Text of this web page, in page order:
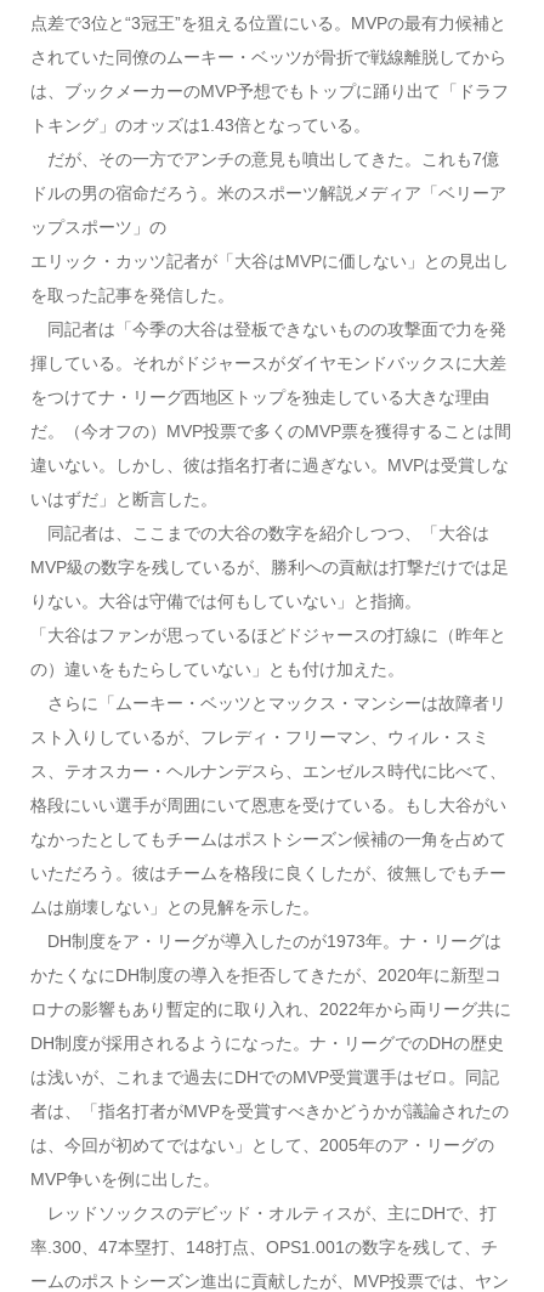
点差で3位と“3冠王”を狙える位置にいる。MVPの最有力候補と
されていた同僚のムーキー・ベッツが骨折で戦線離脱してから
は、ブックメーカーのMVP予想でもトップに踊り出て「ドラフ
トキング」のオッズは1.43倍となっている。
だが、その一方でアンチの意見も噴出してきた。これも7億
ドルの男の宿命だろう。米のスポーツ解説メディア「ベリーア
ップスポーツ」の
エリック・カッツ記者が「大谷はMVPに価しない」との見出し
を取った記事を発信した。
同記者は「今季の大谷は登板できないものの攻撃面で力を発
揮している。それがドジャースがダイヤモンドバックスに大差
をつけてナ・リーグ西地区トップを独走している大きな理由
だ。（今オフの）MVP投票で多くのMVP票を獲得することは間
違いない。しかし、彼は指名打者に過ぎない。MVPは受賞しな
いはずだ」と断言した。
同記者は、ここまでの大谷の数字を紹介しつつ、「大谷は
MVP級の数字を残しているが、勝利への貢献は打撃だけでは足
りない。大谷は守備では何もしていない」と指摘。
「大谷はファンが思っているほどドジャースの打線に（昨年と
の）違いをもたらしていない」とも付け加えた。
さらに「ムーキー・ベッツとマックス・マンシーは故障者リ
スト入りしているが、フレディ・フリーマン、ウィル・スミ
ス、テオスカー・ヘルナンデスら、エンゼルス時代に比べて、
格段にいい選手が周囲にいて恩恵を受けている。もし大谷がい
なかったとしてもチームはポストシーズン候補の一角を占めて
いただろう。彼はチームを格段に良くしたが、彼無しでもチー
ムは崩壊しない」との見解を示した。
DH制度をア・リーグが導入したのが1973年。ナ・リーグは
かたくなにDH制度の導入を拒否してきたが、2020年に新型コ
ロナの影響もあり暫定的に取り入れ、2022年から両リーグ共に
DH制度が採用されるようになった。ナ・リーグでのDHの歴史
は浅いが、これまで過去にDHでのMVP受賞選手はゼロ。同記
者は、「指名打者がMVPを受賞すべきかどうかが議論されたの
は、今回が初めてではない」として、2005年のア・リーグの
MVP争いを例に出した。
レッドソックスのデビッド・オルティスが、主にDHで、打
率.300、47本塁打、148打点、OPS1.001の数字を残して、チ
ームのポストシーズン進出に貢献したが、MVP投票では、ヤン